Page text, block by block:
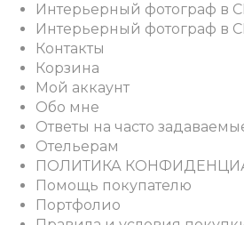
Интерьерный фотограф в
Интерьерный фотограф в
Контакты
Корзина
Мой аккаунт
Обо мне
Ответы на часто
Отельерам
ПОЛИТИКА
Помощь покупателю
Портфолио